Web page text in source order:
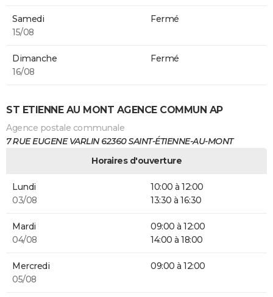
Samedi
15/08
Fermé
Dimanche
16/08
Fermé
ST ETIENNE AU MONT AGENCE COMMUN AP
Agence postale communale
7 RUE EUGENE VARLIN 62360 SAINT-ÉTIENNE-AU-MONT
Horaires d'ouverture
Lundi
03/08
10:00 à 12:00
13:30 à 16:30
Mardi
04/08
09:00 à 12:00
14:00 à 18:00
Mercredi
05/08
09:00 à 12:00